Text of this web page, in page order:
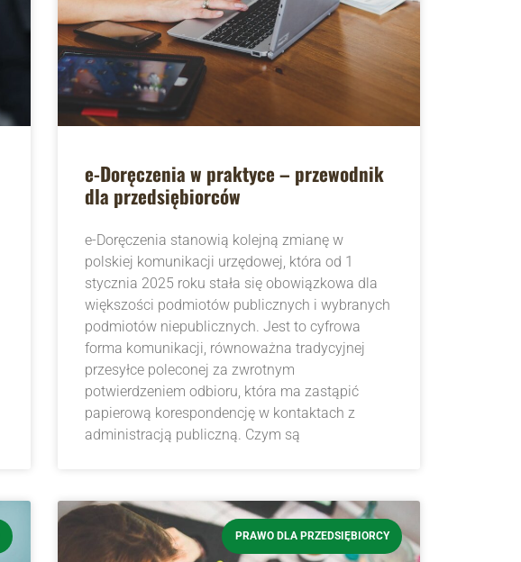
e-Doręczenia w praktyce – przewodnik
dla przedsiębiorców
e-Doręczenia stanowią kolejną zmianę w
polskiej komunikacji urzędowej, która od 1
stycznia 2025 roku stała się obowiązkowa dla
większości podmiotów publicznych i wybranych
podmiotów niepublicznych. Jest to cyfrowa
forma komunikacji, równoważna tradycyjnej
przesyłce poleconej za zwrotnym
potwierdzeniem odbioru, która ma zastąpić
papierową korespondencję w kontaktach z
administracją publiczną. Czym są
PRAWO DLA PRZEDSIĘBIORCY